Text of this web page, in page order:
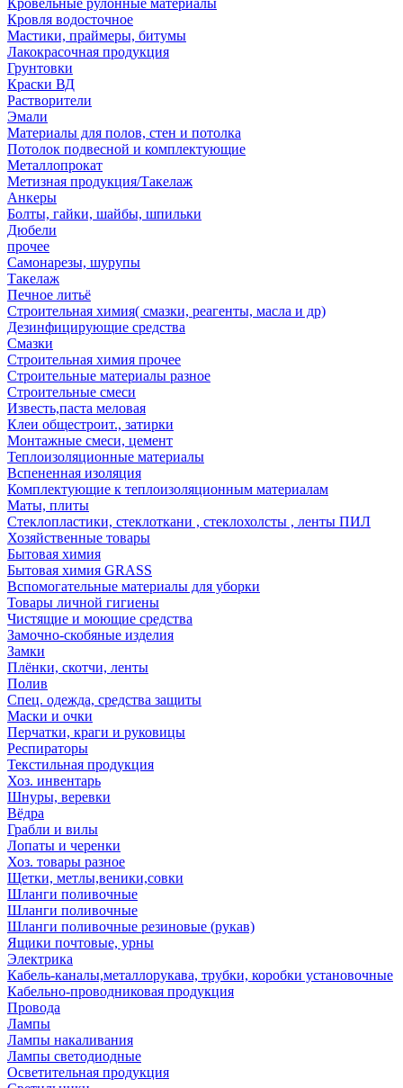
Кровельные рулонные материалы
Кровля водосточное
Мастики, праймеры, битумы
Лакокрасочная продукция
Грунтовки
Краски ВД
Растворители
Эмали
Материалы для полов, стен и потолка
Потолок подвесной и комплектующие
Металлопрокат
Метизная продукция/Такелаж
Анкеры
Болты, гайки, шайбы, шпильки
Дюбели
прочее
Самонарезы, шурупы
Такелаж
Печное литьё
Строительная химия( смазки, реагенты, масла и др)
Дезинфицирующие средства
Смазки
Строительная химия прочее
Строительные материалы разное
Строительные смеси
Известь,паста меловая
Клеи общестроит., затирки
Монтажные смеси, цемент
Теплоизоляционные материалы
Вспененная изоляция
Комплектующие к теплоизоляционным материалам
Маты, плиты
Стеклопластики, стеклоткани , стеклохолсты , ленты ПИЛ
Хозяйственные товары
Бытовая химия
Бытовая химия GRASS
Вспомогательные материалы для уборки
Товары личной гигиены
Чистящие и моющие средства
Замочно-скобяные изделия
Замки
Плёнки, скотчи, ленты
Полив
Спец. одежда, средства защиты
Маски и очки
Перчатки, краги и руковицы
Респираторы
Текстильная продукция
Хоз. инвентарь
Шнуры, веревки
Вёдра
Грабли и вилы
Лопаты и черенки
Хоз. товары разное
Щетки, метлы,веники,совки
Шланги поливочные
Шланги поливочные
Шланги поливочные резиновые (рукав)
Ящики почтовые, урны
Электрика
Кабель-каналы,металлорукава, трубки, коробки установочные
Кабельно-проводниковая продукция
Провода
Лампы
Лампы накаливания
Лампы светодиодные
Осветительная продукция